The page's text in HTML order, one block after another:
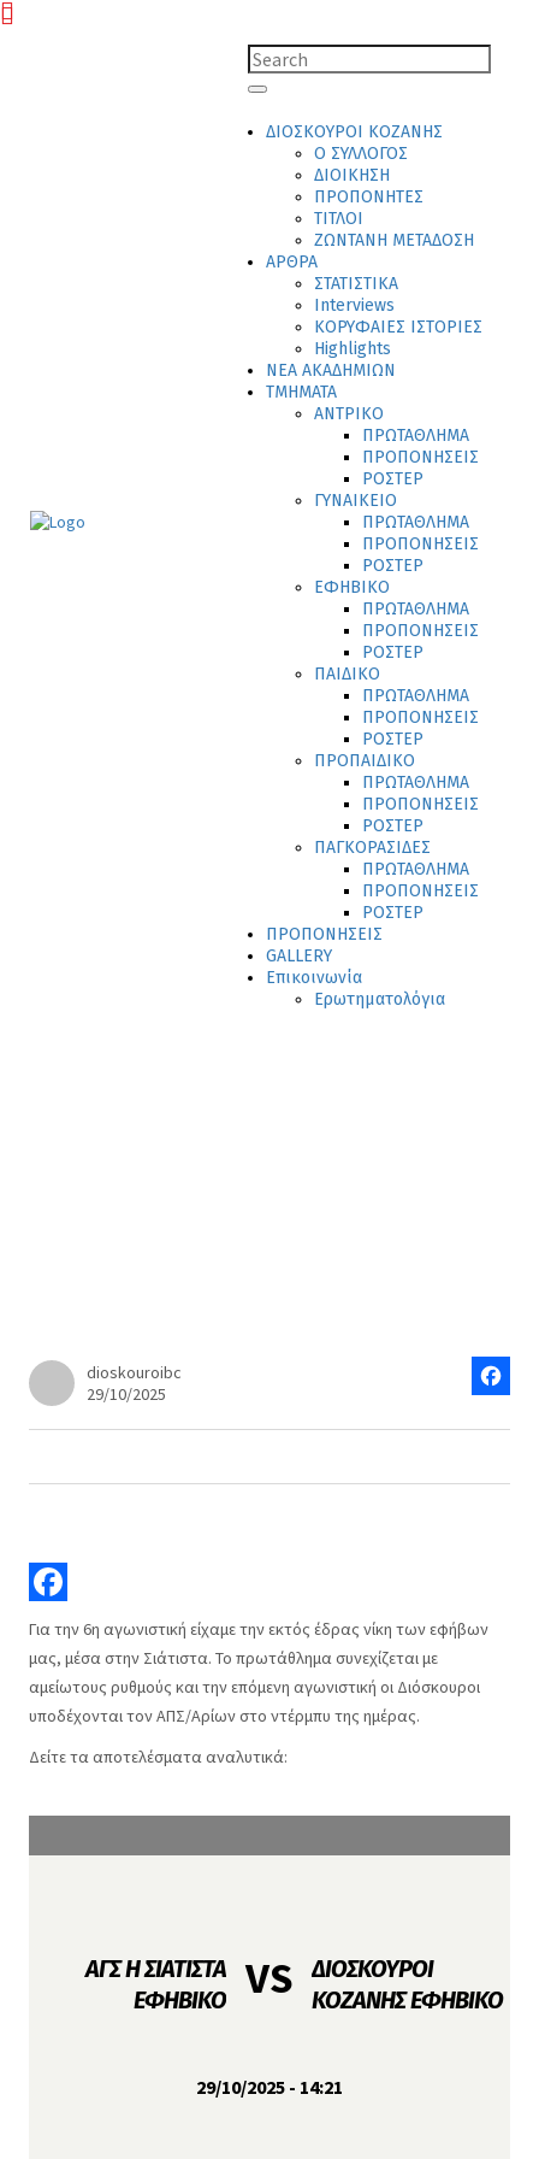
ΔΙΟΣΚΟΥΡΟΙ ΚΟΖΑΝΗΣ
Ο ΣΥΛΛΟΓΟΣ
ΔΙΟΙΚΗΣΗ
ΠΡΟΠΟΝΗΤΕΣ
ΤΙΤΛΟΙ
ΖΩΝΤΑΝΗ ΜΕΤΑΔΟΣΗ
ΑΡΘΡΑ
ΣΤΑΤΙΣΤΙΚΑ
Interviews
ΚΟΡΥΦΑΙΕΣ ΙΣΤΟΡΙΕΣ
Highlights
ΝΕΑ ΑΚΑΔΗΜΙΩΝ
ΤΜΗΜΑΤΑ
ΑΝΤΡΙΚΟ
ΠΡΩΤΑΘΛΗΜΑ
ΠΡΟΠΟΝΗΣΕΙΣ
ΡΟΣΤΕΡ
ΓΥΝΑΙΚΕΙΟ
ΠΡΩΤΑΘΛΗΜΑ
ΠΡΟΠΟΝΗΣΕΙΣ
ΡΟΣΤΕΡ
ΕΦΗΒΙΚΟ
ΠΡΩΤΑΘΛΗΜΑ
ΠΡΟΠΟΝΗΣΕΙΣ
ΡΟΣΤΕΡ
ΠΑΙΔΙΚΟ
ΠΡΩΤΑΘΛΗΜΑ
ΠΡΟΠΟΝΗΣΕΙΣ
ΡΟΣΤΕΡ
ΠΡΟΠΑΙΔΙΚΟ
ΠΡΩΤΑΘΛΗΜΑ
ΠΡΟΠΟΝΗΣΕΙΣ
ΡΟΣΤΕΡ
ΠΑΓΚΟΡΑΣΙΔΕΣ
ΠΡΩΤΑΘΛΗΜΑ
ΠΡΟΠΟΝΗΣΕΙΣ
ΡΟΣΤΕΡ
ΠΡΟΠΟΝΗΣΕΙΣ
GALLERY
Επικοινωνία
Ερωτηματολόγια
dioskouroibc
29/10/2025
Facebook
Για την 6η αγωνιστική είχαμε την εκτός έδρας νίκη των εφήβων
μας, μέσα στην Σιάτιστα. Το πρωτάθλημα συνεχίζεται με
αμείωτους ρυθμούς και την επόμενη αγωνιστική οι Διόσκουροι
υποδέχονται τον ΑΠΣ/Αρίων στο ντέρμπυ της ημέρας.
Δείτε τα αποτελέσματα αναλυτικά:
ΑΓΣ Η ΣΙΑΤΙΣΤΑ
ΕΦΗΒΙΚΟ
VS
ΔΙΟΣΚΟΥΡΟΙ
ΚΟΖΑΝΗΣ ΕΦΗΒΙΚΟ
29/10/2025 - 14:21